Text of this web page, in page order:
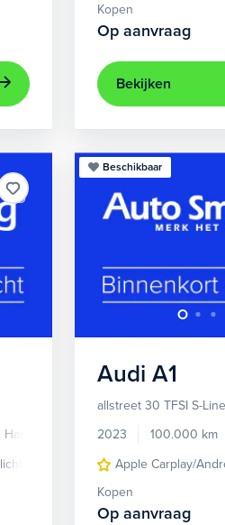
Kopen
Op aanvraag
Bekijken
Handgeschakeld
lichtmetalen velgen 5-spaaks 17"
Beschikbaar
Audi A1
allstreet 30 TFSI S-
2023
100.000 km
Apple Carplay/
Kopen
Op aanvraag